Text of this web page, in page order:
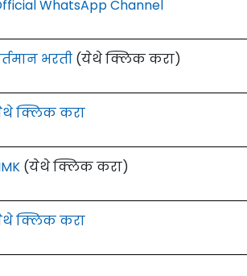
WhatsApp Channel
भरती (येथे क्लिक करा)
क्लिक करा
(येथे क्लिक करा)
क्लिक करा